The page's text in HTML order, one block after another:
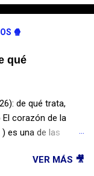
🍿
qué
de qué trata,
corazón de la
es una de las
Pitt y dirigida por
VER MÁS 🎥